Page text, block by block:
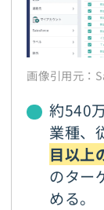
画像引用元
約540
業種、
目以上
のター
める。